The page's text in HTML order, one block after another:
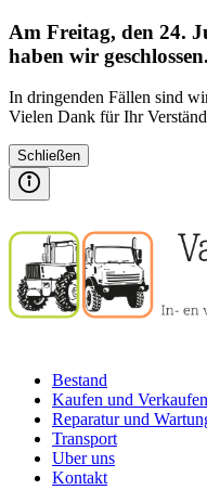
Am Freitag, den 24.
haben wir geschlossen.
In dringenden Fällen sind
Vielen Dank für Ihr
Schließen
Bestand
Kaufen und Verkaufen
Reparatur und
Transport
Uber uns
Kontakt